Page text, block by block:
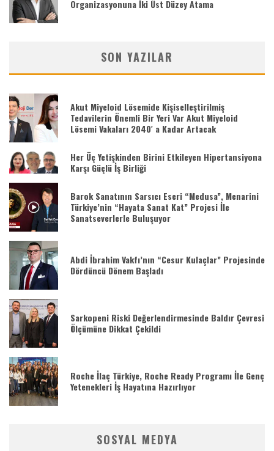
Organizasyonuna İki Üst Düzey Atama
SON YAZILAR
Akut Miyeloid Lösemide Kişiselleştirilmiş
Tedavilerin Önemli Bir Yeri Var Akut Miyeloid
Lösemi Vakaları 2040′ a Kadar Artacak
Her Üç Yetişkinden Birini Etkileyen Hipertansiyona
Karşı Güçlü İş Birliği
Barok Sanatının Sarsıcı Eseri “Medusa”, Menarini
Türkiye’nin “Hayata Sanat Kat” Projesi İle
Sanatseverlerle Buluşuyor
Abdi İbrahim Vakfı’nın “Cesur Kulaçlar” Projesinde
Dördüncü Dönem Başladı
Sarkopeni Riski Değerlendirmesinde Baldır Çevresi
Ölçümüne Dikkat Çekildi
Roche İlaç Türkiye, Roche Ready Programı İle Genç
Yetenekleri İş Hayatına Hazırlıyor
SOSYAL MEDYA